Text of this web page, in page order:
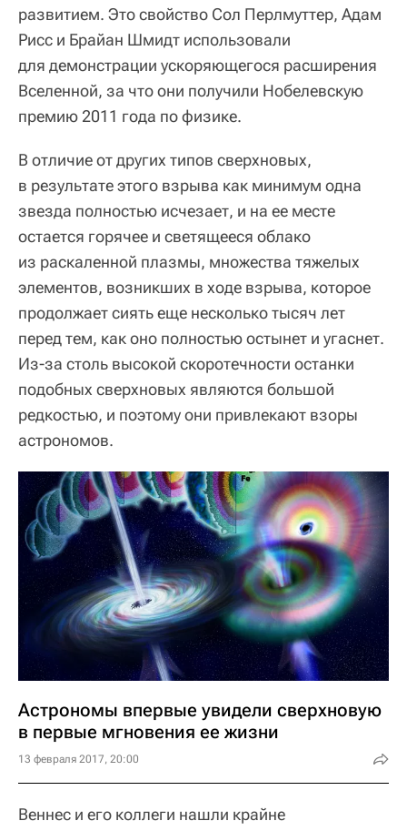
развитием. Это свойство Сол Перлмуттер, Адам
Рисс и Брайан Шмидт использовали
для демонстрации ускоряющегося расширения
Вселенной, за что они получили Нобелевскую
премию 2011 года по физике.
В отличие от других типов сверхновых,
в результате этого взрыва как минимум одна
звезда полностью исчезает, и на ее месте
остается горячее и светящееся облако
из раскаленной плазмы, множества тяжелых
элементов, возникших в ходе взрыва, которое
продолжает сиять еще несколько тысяч лет
перед тем, как оно полностью остынет и угаснет.
Из-за столь высокой скоротечности останки
подобных сверхновых являются большой
редкостью, и поэтому они привлекают взоры
астрономов.
Астрономы впервые увидели сверхновую
в первые мгновения ее жизни
13 февраля 2017, 20:00
Веннес и его коллеги нашли крайне